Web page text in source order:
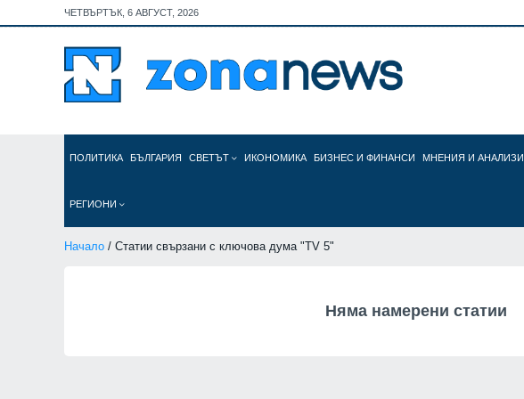
ЧЕТВЪРТЪК, 6 АВГУСТ, 2026
ПОЛИТИКА БЪЛГАРИЯ СВЕТЪТ ИКОНОМИКА БИЗНЕС И ФИНАНСИ МНЕНИЯ И АНАЛИЗИ
РЕГИОНИ
Начало / Статии свързани с ключова дума "TV 5"
Няма намерени статии